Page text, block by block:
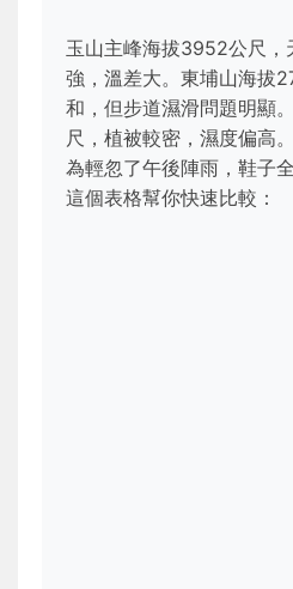
玉山主峰海拔3952公尺，
強，溫差大。東埔山海拔
和，但步道濕滑問題明顯
尺，植被較密，濕度偏高
為輕忽了午後陣雨，鞋子
這個表格幫你快速比較：